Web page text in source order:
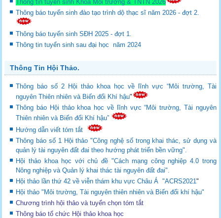
Thông tin tuyển sinh Khoa Môi trường & TNTN 2026
Thông báo tuyển sinh đào tạo trình dộ thạc sĩ năm 2026 - đợt 2.
Thông báo tuyển sinh SĐH 2025 - đợt 1.
Thông tin tuyển sinh sau đại học năm 2024
Thông Tin Hội Thảo.
Thông báo số 2 Hội thảo khoa học về lĩnh vực “Môi trường, Tài
nguyên Thiên nhiên và Biến đổi Khí hậu"
Thông báo Hội thảo khoa học về lĩnh vực “Môi trường, Tài nguyên
Thiên nhiên và Biến đổi Khí hậu”
Hướng dẫn viết tóm tắt
Thông báo số 1 Hội thảo "Công nghệ số trong khai thác, sử dụng và
quản lý tài nguyên đất đai theo hướng phát triển bền vững".
Hội thảo khoa học với chủ đề "Cách mạng công nghiệp 4.0 trong
Nông nghiệp và Quản lý khai thác tài nguyên đất đai".
Hội thảo lần thứ 42 về viễn thám khu vực Châu Á "ACRS2021"
Hội thảo "Môi trường, Tài nguyên thiên nhiên và Biến đổi khí hậu"
Chương trình hội thảo và tuyển chọn tóm tắt
Thông báo tổ chức Hội thảo khoa học